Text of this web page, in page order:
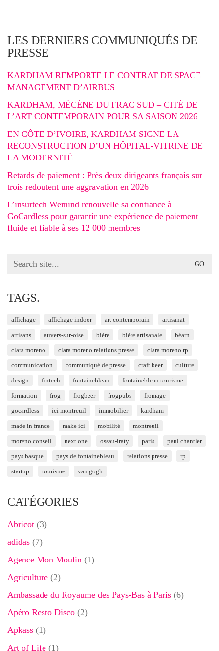
LES DERNIERS COMMUNIQUÉS DE
PRESSE
KARDHAM REMPORTE LE CONTRAT DE SPACE
MANAGEMENT D’AIRBUS
KARDHAM, MÉCÈNE DU FRAC SUD – CITÉ DE
L’ART CONTEMPORAIN POUR SA SAISON 2026
EN CÔTE D’IVOIRE, KARDHAM SIGNE LA
RECONSTRUCTION D’UN HÔPITAL-VITRINE DE
LA MODERNITÉ
Retards de paiement : Près deux dirigeants français sur
trois redoutent une aggravation en 2026
L’insurtech Wemind renouvelle sa confiance à
GoCardless pour garantir une expérience de paiement
fluide et fiable à ses 12 000 membres
Search
TAGS.
affichage affichage indoor art contemporain artisanat
artisans auvers-sur-oise bière bière artisanale béarn
clara moreno clara moreno relations presse clara moreno rp
communication communiqué de presse craft beer culture
design fintech fontainebleau fontainebleau tourisme
formation frog frogbeer frogpubs fromage
gocardless ici montreuil immobilier kardham
made in france make ici mobilité montreuil
moreno conseil next one ossau-iraty paris paul chantler
pays basque pays de fontainebleau relations presse rp
startup tourisme van gogh
CATÉGORIES
Abricot (3)
adidas (7)
Agence Mon Moulin (1)
Agriculture (2)
Ambassade du Royaume des Pays-Bas à Paris (6)
Apéro Resto Disco (2)
Apkass (1)
Art of Life (1)